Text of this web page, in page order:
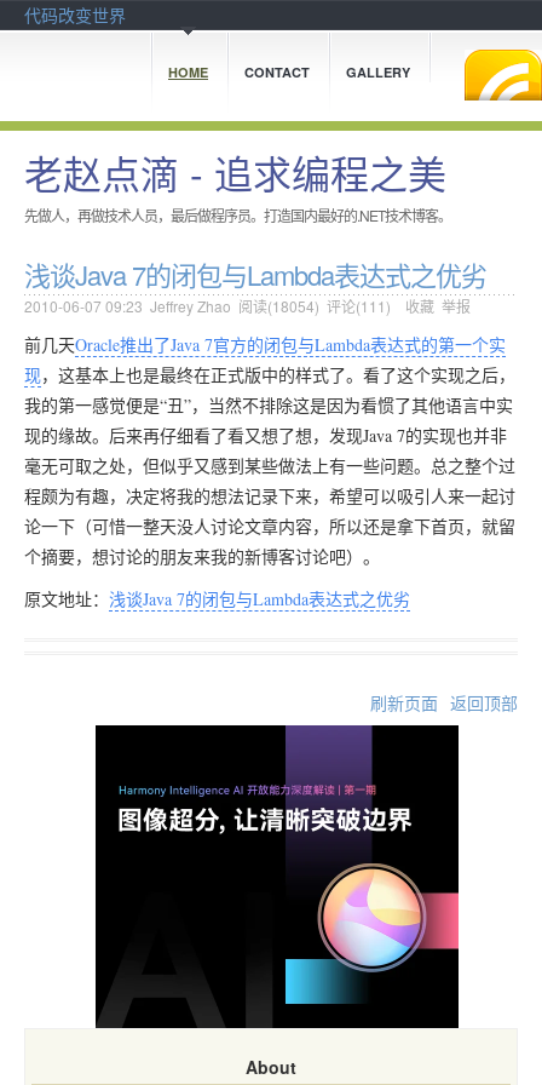
代码改变世界
HOME CONTACT GALLERY
老赵点滴 - 追求编程之美
先做人，再做技术人员，最后做程序员。打造国内最好的.NET技术博客。
浅谈Java 7的闭包与Lambda表达式之优劣
2010-06-07 09:23 Jeffrey Zhao 阅读(18054) 评论(111) 收藏 举报
前几天Oracle推出了Java 7官方的闭包与Lambda表达式的第一个实
现，这基本上也是最终在正式版中的样式了。看了这个实现之后，
我的第一感觉便是“丑”，当然不排除这是因为看惯了其他语言中实
现的缘故。后来再仔细看了看又想了想，发现Java 7的实现也并非
毫无可取之处，但似乎又感到某些做法上有一些问题。总之整个过
程颇为有趣，决定将我的想法记录下来，希望可以吸引人来一起讨
论一下（可惜一整天没人讨论文章内容，所以还是拿下首页，就留
个摘要，想讨论的朋友来我的新博客讨论吧）。
原文地址： 浅谈Java 7的闭包与Lambda表达式之优劣
刷新页面 返回顶部
About